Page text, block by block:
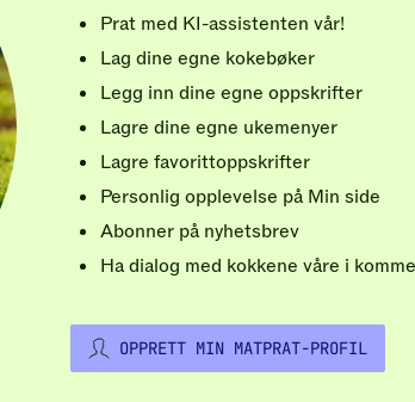
Prat med KI-assistenten vår!
Lag dine egne kokebøker
Legg inn dine egne oppskrifter
Lagre dine egne ukemenyer
Lagre favorittoppskrifter
Personlig opplevelse på Min side
Abonner på nyhetsbrev
Ha dialog med kokkene våre i
OPPRETT MIN MATPRAT-PROFIL